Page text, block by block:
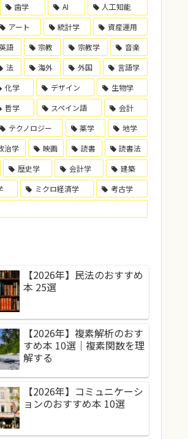
歯学 AI
人工知能
アート 統計学
資産運用
語 宗教 宗教学
音楽
法 海外 外国
言語学
化学 デザイン
生物学
哲学 スペイン語
会計
テクノロジー 薬学
地学
治学 映画 読書
読書法
歴史学 会計学
建築
ミクロ経済学
考古学
【2026年】民法のおすすめ
本 25選
【2026年】複素解析のおす
すめ本 10選｜複素関数を理
解する
【2026年】コミュニケーシ
ョンのおすすめ本 10選